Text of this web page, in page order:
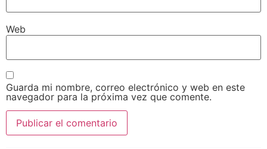
Web
Guarda mi nombre, correo electrónico y web en este
navegador para la próxima vez que comente.